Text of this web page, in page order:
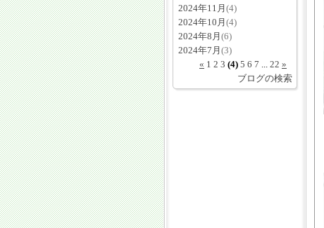
2024年11月 (4)
2024年10月 (4)
2024年8月 (6)
2024年7月 (3)
« 1 2 3 (4) 5 6 7 ... 22 »
ブログの検索